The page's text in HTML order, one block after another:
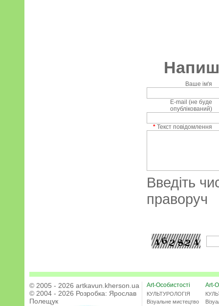
Ваше ім'я
E-mail (не буде
опублікований)
* Текст повідомлення
Введіть
праворуч
© 2005 - 2026 artkavun.kherson.ua
© 2004 - 2026 Розробка: Ярослав
Полещук
Art-Особистості
КУЛЬТУРОЛОГІЯ
Візуальне мистецтво
Art-